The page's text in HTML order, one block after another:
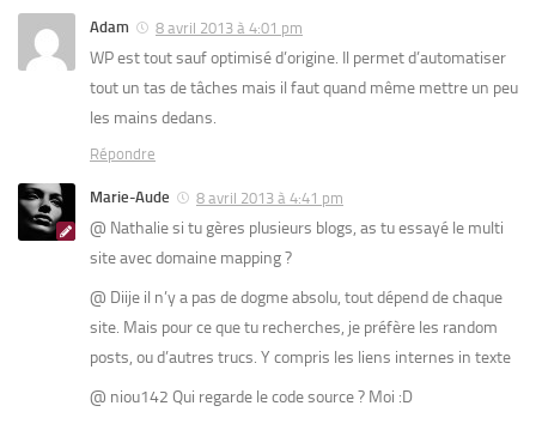
Adam 8 avril 2013 à 4:01 pm
WP est tout sauf optimisé d’origine. Il permet d’automatiser
tout un tas de tâches mais il faut quand même mettre un peu
les mains dedans.
Répondre
Marie-Aude 8 avril 2013 à 4:41 pm
@ Nathalie si tu gères plusieurs blogs, as tu essayé le multi
site avec domaine mapping ?
@ Diije il n’y a pas de dogme absolu, tout dépend de chaque
site. Mais pour ce que tu recherches, je préfère les random
posts, ou d’autres trucs. Y compris les liens internes in texte
@ niou142 Qui regarde le code source ? Moi :D